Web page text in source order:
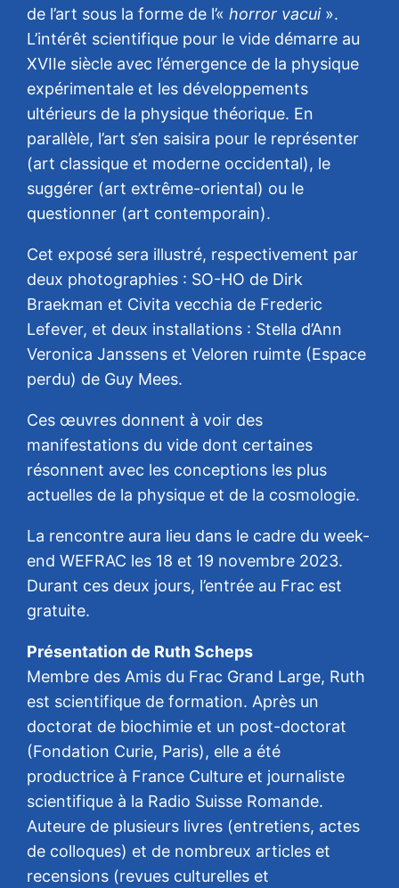
de l’art sous la forme de l’«horror vacui».
L’intérêt scientifique pour le vide démarre au
XVIIe siècle avec l’émergence de la physique
expérimentale et les développements
ultérieurs de la physique théorique. En
parallèle, l’art s’en saisira pour le représenter
(art classique et moderne occidental), le
suggérer (art extrême-oriental) ou le
questionner (art contemporain).
Cet exposé sera illustré, respectivement par
deux photographies : SO-HO de Dirk
Braekman et Civita vecchia de Frederic
Lefever, et deux installations : Stella d’Ann
Veronica Janssens et Veloren ruimte (Espace
perdu) de Guy Mees.
Ces œuvres donnent à voir des
manifestations du vide dont certaines
résonnent avec les conceptions les plus
actuelles de la physique et de la cosmologie.
La rencontre aura lieu dans le cadre du week-
end WEFRAC les 18 et 19 novembre 2023.
Durant ces deux jours, l’entrée au Frac est
gratuite.
Présentation de Ruth Scheps
Membre des Amis du Frac Grand Large, Ruth
est scientifique de formation. Après un
doctorat de biochimie et un post-doctorat
(Fondation Curie, Paris), elle a été
productrice à France Culture et journaliste
scientifique à la Radio Suisse Romande.
Auteure de plusieurs livres (entretiens, actes
de colloques) et de nombreux articles et
recensions (revues culturelles et